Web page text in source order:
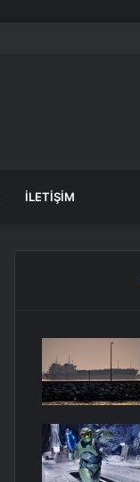
İLETIŞIM